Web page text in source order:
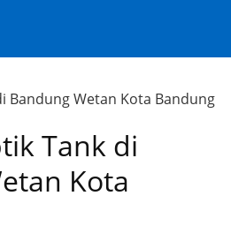
Tank di
Kota